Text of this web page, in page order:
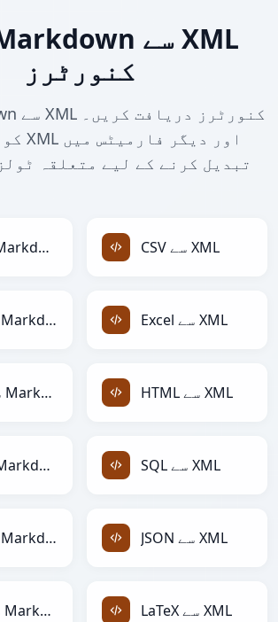
کنورٹرز
تبدیل کرنے کے لیے متعلقہ
CSV سے Markdown CSV سے XML
Excel سے Markdown Excel سے XML
HTML سے Markdown HTML سے XML
SQL سے Markdown SQL سے XML
JSON سے Markdown JSON سے XML
LaTeX سے Markdown LaTeX سے XML